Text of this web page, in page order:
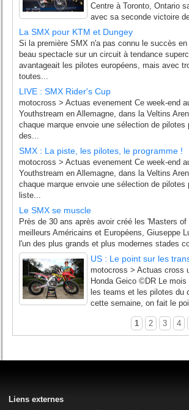
Centre à Toronto, Ontario
avec sa seconde victoire
La SMX pour KTM et Dungey
Si la première SMX n'a pas connu le succès
beau spectacle sur un circuit à tendance
avantageait les pilotes européens, mais avec
toutes...
LIVE : SMX Rider's Cup
motocross > Actuas evenement Ce week-end
Youthstream en Allemagne, dans la Veltins
chaque marque envoie une sélection de
des...
SMX : La piste, les pilotes, le programme !
motocross > Actuas evenement Ce week-end
Youthstream en Allemagne, dans la Veltins
chaque marque envoie une sélection de
liste...
Le SMX se muscle
Près de 30 ans après avoir créé les 'Masters
meilleurs Américains et Européens, Giuseppe
l'un des plus grands et plus modernes stades
US : Le point sur les
motocross > Actuas cross
Honda Geico ©DR Le
les teams et les pilotes du
cette semaine, on fait le
1 2 3 4
Liens externes